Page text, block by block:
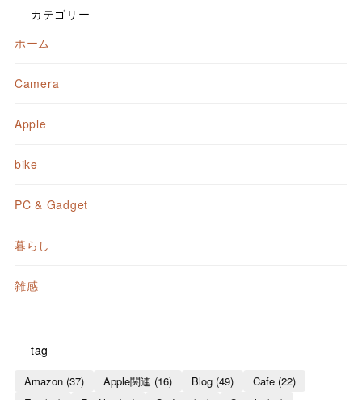
カテゴリー
ホーム
Camera
Apple
bike
PC & Gadget
暮らし
雑感
tag
Amazon(37) Apple関連 (16) Blog(49) Cafe(22)